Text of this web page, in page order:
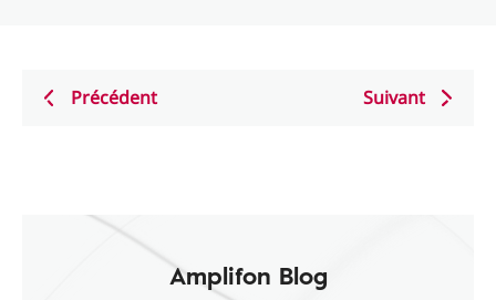
Précédent Suivant
Amplifon Blog